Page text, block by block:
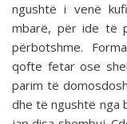
ngushtë i venë
mbarë, për ide të
përbotshme.
qofte fetar ose
parim të
dhe të ngushtë nga